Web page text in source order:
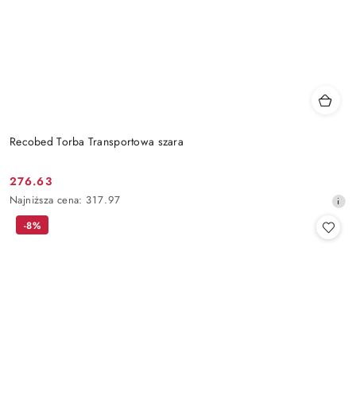
Recobed Torba Transportowa szara
Cena
promocyjna:
276.63
Najniższa
cena
Najniższa cena: 317.97
-8%